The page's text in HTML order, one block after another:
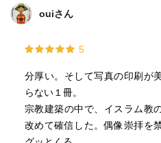
ouiさん
5
分厚い。そして写真の印刷が
らない１冊。
宗教建築の中で、イスラム教
改めて確信した。偶像崇拝を